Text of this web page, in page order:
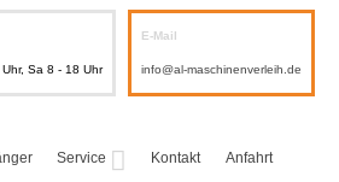
Sa 8 - 18 Uhr
E-Mail
info@al-maschinenverleih.de
Service Kontakt Anfahrt